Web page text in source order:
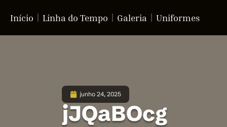
Início Linha do Tempo Galeria Uniformes
junho 24, 2025
jJQaBOcg